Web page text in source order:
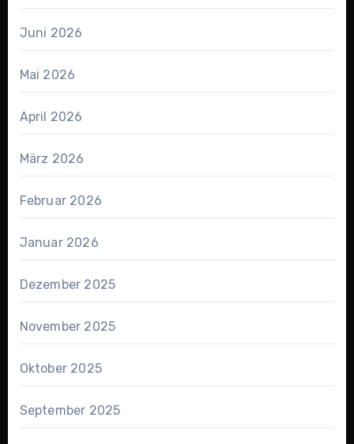
Juni 2026
Mai 2026
April 2026
März 2026
Februar 2026
Januar 2026
Dezember 2025
November 2025
Oktober 2025
September 2025